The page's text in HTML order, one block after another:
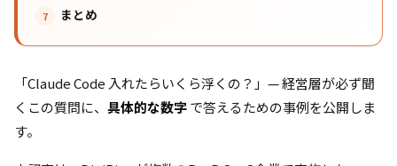
まとめ
「Claude Code 入れたらいくら浮くの？」— 経営層が必ず聞
くこの質問に、 具体的な数字で答えるための事例を公開しま
す。